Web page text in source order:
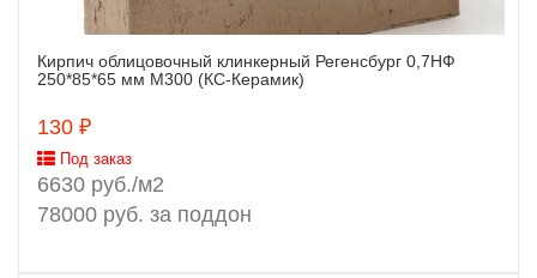
Заказать
Кирпич облицовочный клинкерный Регенсбург 0,7НФ
250*85*65 мм М300 (КС-Керамик)
130 ₽
Под заказ
6630 руб./м2
78000 руб. за поддон